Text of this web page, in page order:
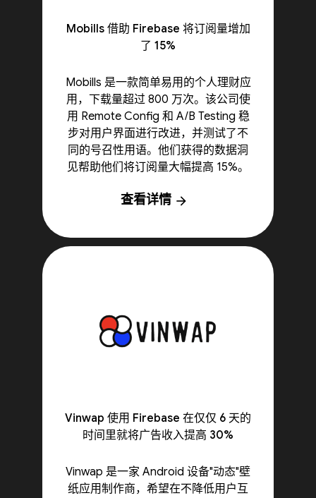
Mobills 借助 Firebase 将订阅量增加
了 15%
Mobills 是一款简单易用的个人理财应
用，下载量超过 800 万次。该公司使
用 Remote Config 和 A/B Testing 稳
步对用户界面进行改进，并测试了不
同的号召性用语。他们获得的数据洞
见帮助他们将订阅量大幅提高 15%。
查看详情 arrow_forward
Vinwap 使用 Firebase 在仅仅 6 天的
时间里就将广告收入提高 30%
Vinwap 是一家 Android 设备"动态"壁
纸应用制作商，希望在不降低用户互